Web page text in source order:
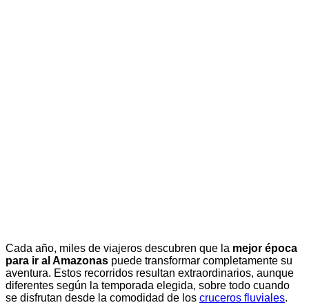
Cada año, miles de viajeros descubren que la mejor época
para ir al Amazonas puede transformar completamente su
aventura. Estos recorridos resultan extraordinarios, aunque
diferentes según la temporada elegida, sobre todo cuando
se disfrutan desde la comodidad de los cruceros fluviales.